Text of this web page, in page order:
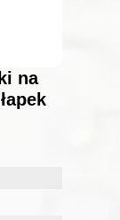
na